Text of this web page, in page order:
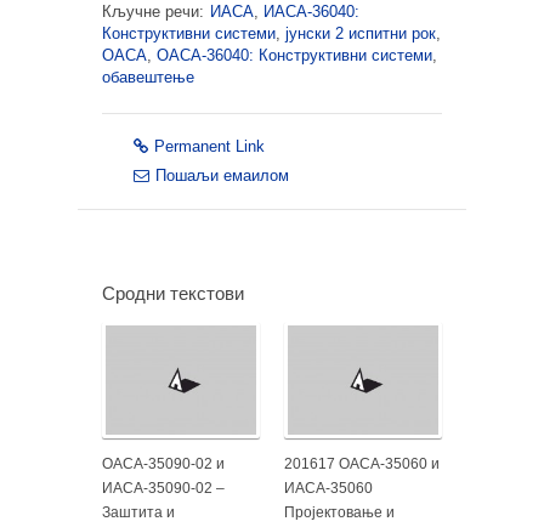
Кључне речи: ИАСА, ИАСА-36040:
Конструктивни системи, јунски 2 испитни рок,
ОАСА, ОАСА-36040: Конструктивни системи,
обавештење
Permanent Link
Пошаљи емаилом
Сродни текстови
ОАСА-35090-02 и
ИАСА-35090-02 –
Заштита и
201617 ОАСА-35060 и
ИАСА-35060
Пројектовање и